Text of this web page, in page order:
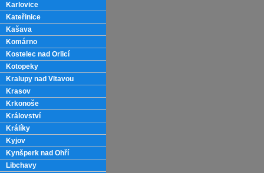
Karlovice
Kateřinice
Kašava
Komárno
Kostelec nad Orlicí
Kotopeky
Kralupy nad Vltavou
Krasov
Krkonoše
Království
Králíky
Kyjov
Kynšperk nad Ohří
Libchavy